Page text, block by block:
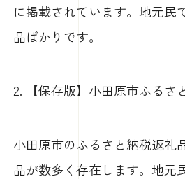
に掲載されています。地元民
品ばかりです。
2. 【保存版】小田原市ふるさ
小田原市のふるさと納税返礼
品が数多く存在します。地元